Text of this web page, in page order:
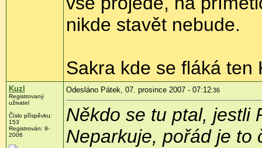
nikde stavět nebude.
Sakra kde se fláká ten
Kuzl
Registrovaný
uživatel
Číslo příspěvku:
153
Registrován: 9-
2006
Odesláno Pátek, 07. prosince 2007 - 07:12:36
Někdo se tu ptal, jestli
Neparkuje, pořád je to